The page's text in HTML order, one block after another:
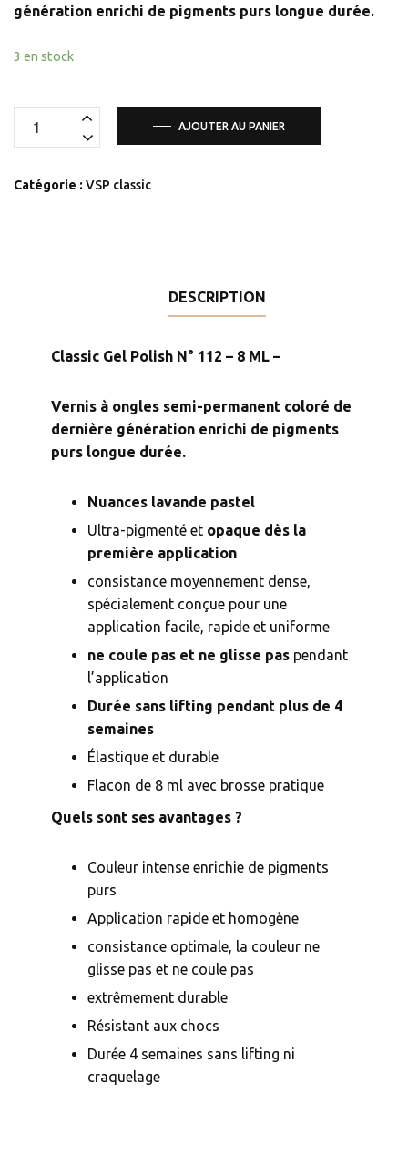
génération enrichi de pigments purs longue durée.
3 en stock
quantité
Gel
AJOUTER AU PANIER
Catégorie : VSP classic
DESCRIPTION
Classic Gel Polish N° 112 – 8 ML –
Vernis à ongles semi-permanent coloré de
dernière génération enrichi de pigments
purs longue durée.
Nuances lavande pastel
Ultra-pigmenté et opaque dès la
première application
consistance moyennement dense,
spécialement conçue pour une
application facile, rapide et uniforme
ne coule pas et ne glisse pas pendant
l’application
Durée sans lifting pendant plus de 4
semaines
Élastique et durable
Flacon de 8 ml avec brosse pratique
Quels sont ses avantages ?
Couleur intense enrichie de pigments
purs
Application rapide et homogène
consistance optimale, la couleur ne
glisse pas et ne coule pas
extrêmement durable
Résistant aux chocs
Durée 4 semaines sans lifting ni
craquelage